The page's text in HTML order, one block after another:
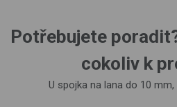
Potřebujete
cokoliv k
U spojka na lana do 10